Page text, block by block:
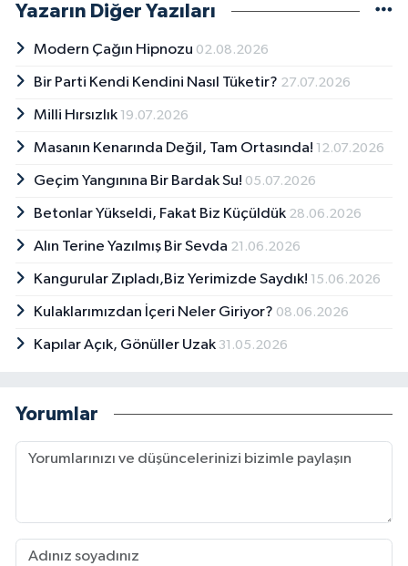
Yazarın Diğer Yazıları
Modern Çağın Hipnozu 02.08.2026
Bir Parti Kendi Kendini Nasıl Tüketir? 27.07.2026
Milli Hırsızlık 19.07.2026
Masanın Kenarında Değil, Tam Ortasında! 12.07.2026
Geçim Yangınına Bir Bardak Su! 05.07.2026
Betonlar Yükseldi, Fakat Biz Küçüldük 28.06.2026
Alın Terine Yazılmış Bir Sevda 21.06.2026
Kangurular Zıpladı,Biz Yerimizde Saydık! 15.06.2026
Kulaklarımızdan İçeri Neler Giriyor? 08.06.2026
Kapılar Açık, Gönüller Uzak 31.05.2026
Yorumlar